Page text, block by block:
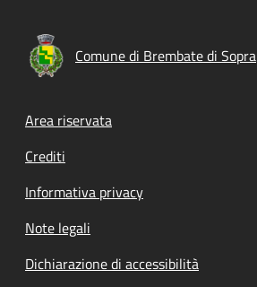
Comune di Brembate di Sopra
Footer menu
Area riservata
Crediti
Informativa privacy
Note legali
Dichiarazione di accessibilità